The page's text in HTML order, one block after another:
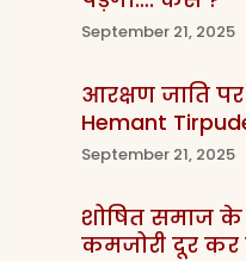
September 21, 2025
आरक्षण जाति
Hemant
September 21, 2025
शोषित समाज के
कमजोरी दूर कर